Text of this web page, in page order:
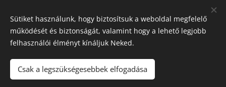
A termékek aktuális készletéről érdeklődjön az üzletben, vagy a
megadott elérhetőségek egyikén.
Sütik
Sütiket használunk, hogy biztosítsuk a weboldal megfelelő
működését és biztonságát, valamint hogy a lehető legjobb
felhasználói élményt kínáljuk Neked.
Csak a legszükségesebbek elfogadása